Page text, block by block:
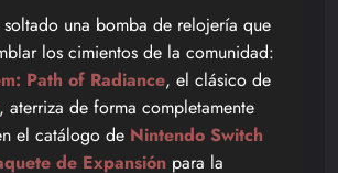
una bomba de relojería que
los cimientos de la comunidad:
Path of Radiance, el clásico de
, aterriza de forma completamente
el catálogo de Nintendo Switch
de Expansión para la